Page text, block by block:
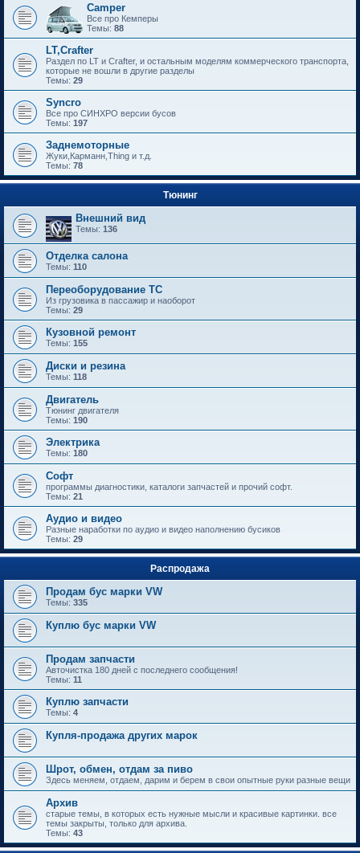
Camper
Все про Кемперы
Темы: 88
LT,Crafter
Раздел по LT и Crafter, и остальным моделям коммерческого транспорта,
которые не вошли в другие разделы
Темы: 29
Syncro
Все про СИНХРО версии бусов
Темы: 197
Заднемоторные
Жуки,Карманн,Thing и т.д.
Темы: 78
Тюнинг
Внешний вид
Темы: 136
Отделка салона
Темы: 110
Переоборудование ТС
Из грузовика в пассажир и наоборот
Темы: 29
Кузовной ремонт
Темы: 155
Диски и резина
Темы: 118
Двигатель
Тюнинг двигателя
Темы: 190
Электрика
Темы: 180
Софт
программы диагностики, каталоги запчастей и прочий софт.
Темы: 21
Аудио и видео
Разные наработки по аудио и видео наполнению бусиков
Темы: 29
Распродажа
Продам бус марки VW
Темы: 335
Куплю бус марки VW
Продам запчасти
Авточистка 180 дней с последнего сообщения!
Темы: 11
Куплю запчасти
Темы: 4
Купля-продажа других марок
Шрот, обмен, отдам за пиво
Здесь меняем, отдаем, дарим и берем в свои опытные руки разные вещи
Архив
старые темы, в которых есть нужные мысли и красивые картинки. все
темы закрыты, только для архива.
Темы: 43